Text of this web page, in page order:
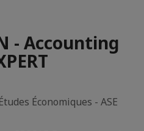
- Accounting
Économiques - ASE